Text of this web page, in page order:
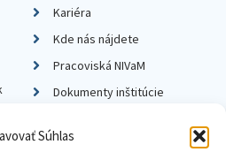
Súhlas
Kariéra
Kde nás nájdete
Pracoviská NIVaM
Dokumenty inštitúcie